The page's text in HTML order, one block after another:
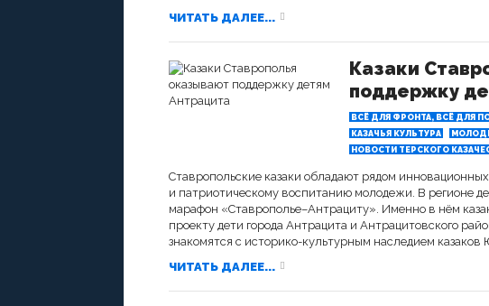
ЧИТАТЬ ДАЛЕЕ...
Казаки
поддержку
ВСЁ ДЛЯ ФРОНТА, ВСЁ ДЛЯ
КАЗАЧЬЯ КУЛЬТУРА
НОВОСТИ ТЕРСКОГО
Ставропольские казаки обладают рядом
и патриотическому воспитанию молодежи. В регионе
марафон «Ставрополье–Антрациту». Именно в нём
проекту дети города Антрацита и Антрацитовского
знакомятся с историко-культурным наследием казаков
ЧИТАТЬ ДАЛЕЕ...